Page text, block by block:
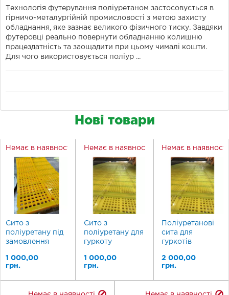
Технологія футерування поліуретаном застосовується в
гірничо-металургійній промисловості з метою захисту
обладнання, яке зазнає великого фізичного тиску. Завдяки
футеровці реально повернути обладнанню колишню
працездатність та заощадити при цьому чималі кошти.
Для чого використовується поліур ...
Нові товари
Немає в наявності
Сито з
поліуретану під
замовлення
1 000,00
грн.
Немає в наявності
Сито з
поліуретану для
гуркоту
1 000,00
грн.
Немає в
Поліуретанові
сита для
гуркотів
2 000,00
грн.